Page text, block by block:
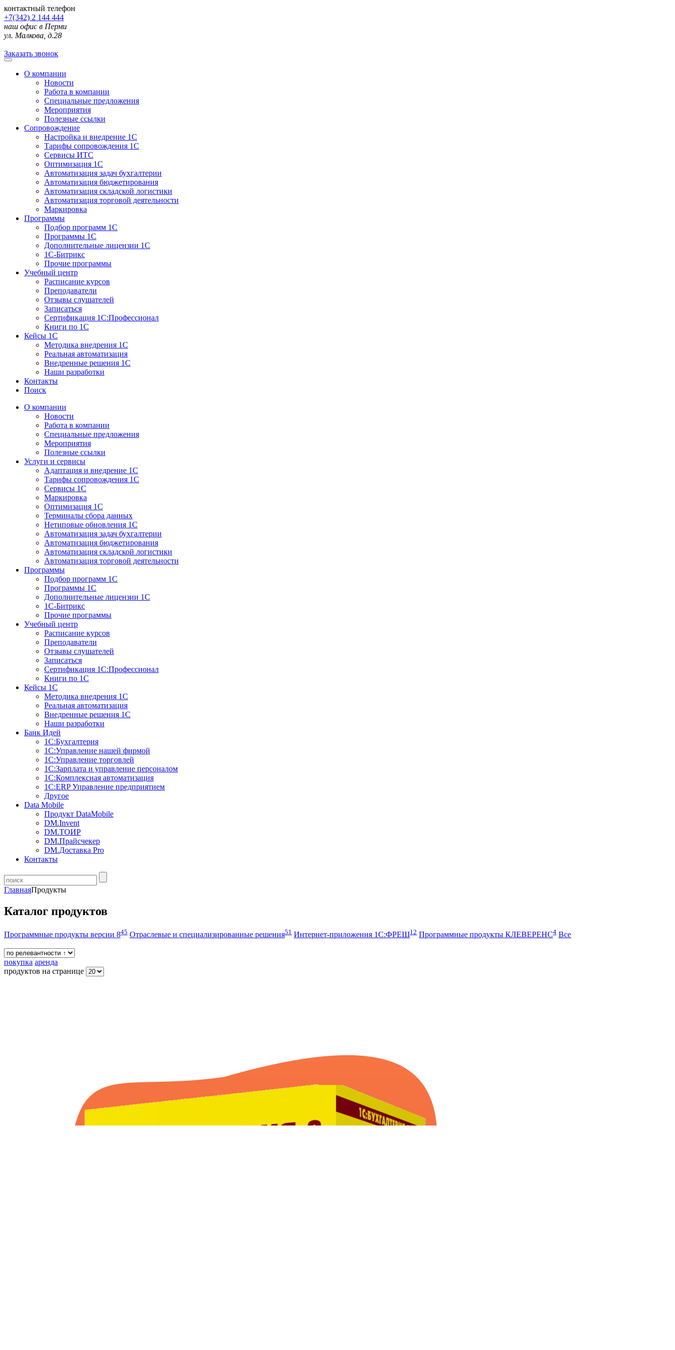
контактный телефон
+7(342) 2 144 444
наш офис в Перми
ул. Малкова, д.28
Заказать звонок
О компании
Новости
Работа в компании
Специальные предложения
Мероприятия
Полезные ссылки
Сопровождение
Настройка и внедрение 1С
Тарифы сопровождения 1С
Сервисы ИТС
Оптимизация 1С
Автоматизация задач бухгалтерии
Автоматизация бюджетирования
Автоматизация складской логистики
Автоматизация торговой деятельности
Маркировка
Программы
Подбор программ 1С
Программы 1С
Дополнительные лицензии 1С
1С-Битрикс
Прочие программы
Учебный центр
Расписание курсов
Преподаватели
Отзывы слушателей
Записаться
Сертификация 1С:Профессионал
Книги по 1С
Кейсы 1С
Методика внедрения 1С
Реальная автоматизация
Внедренные решения 1С
Наши разработки
Контакты
Поиск
О компании
Новости
Работа в компании
Специальные предложения
Мероприятия
Полезные ссылки
Услуги и сервисы
Адаптация и внедрение 1С
Тарифы сопровождения 1С
Сервисы 1С
Маркировка
Оптимизация 1С
Терминалы сбора данных
Нетиповые обновления 1С
Автоматизация задач бухгалтерии
Автоматизация бюджетирования
Автоматизация складской логистики
Автоматизация торговой деятельности
Программы
Подбор программ 1С
Программы 1С
Дополнительные лицензии 1С
1С-Битрикс
Прочие программы
Учебный центр
Расписание курсов
Преподаватели
Отзывы слушателей
Записаться
Сертификация 1С:Профессионал
Книги по 1С
Кейсы 1С
Методика внедрения 1С
Реальная автоматизация
Внедренные решения 1С
Наши разработки
Банк Идей
1С:Бухгалтерия
1С:Управление нашей фирмой
1С:Управление торговлей
1С:Зарплата и управление персоналом
1С:Комплексная автоматизация
1С:ERP Управление предприятием
Другое
Data Mobile
Продукт DataMobile
DM.Invent
DM.ТОИР
DM.Прайсчекер
DM.Доставка Pro
Контакты
ГлавнаяПродукты
Каталог продуктов
Программные продукты версии 845 Отраслевые и специализированные решения51 Интернет-приложения 1С:ФРЕШ12 Программные продукты КЛЕВЕРЕНС4 Все
покупка аренда
продуктов на странице